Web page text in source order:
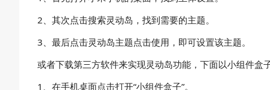
2、其次点击搜索灵动岛，找到需要的主题。
3、最后点击灵动岛主题点击使用，即可设置该主题。
或者下载第三方软件来实现灵动岛功能，下面以小组件盒
1、在手机桌面点击打开“小组件盒子”。